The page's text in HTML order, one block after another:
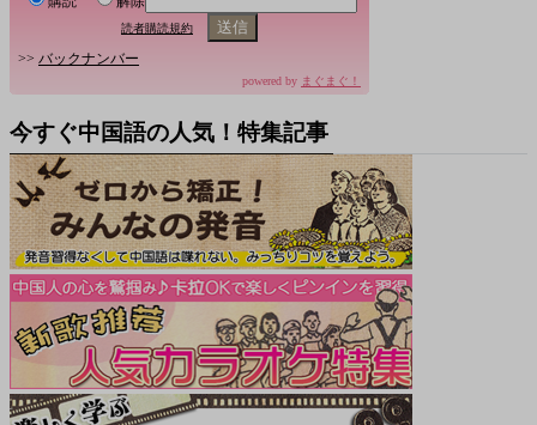
読者購読規約
>> バックナンバー
powered by まぐまぐ！
今すぐ中国語の人気！特集記事